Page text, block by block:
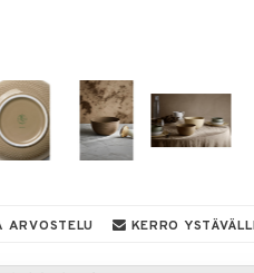
ARVOSTELU KERRO